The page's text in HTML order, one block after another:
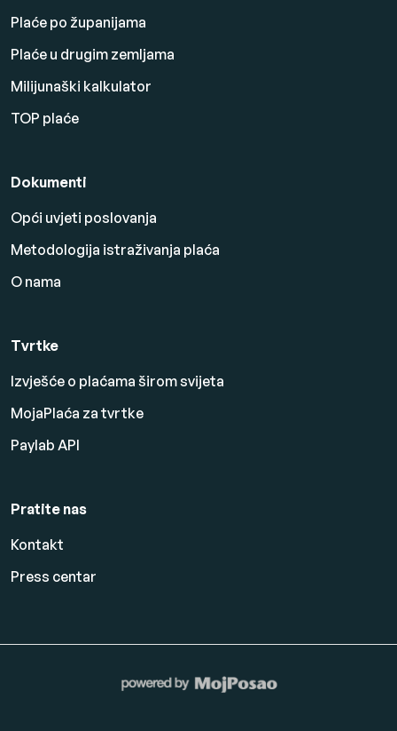
Plaće po županijama
Plaće u drugim zemljama
Milijunaški kalkulator
TOP plaće
Dokumenti
Opći uvjeti poslovanja
Metodologija istraživanja plaća
O nama
Tvrtke
Izvješće o plaćama širom svijeta
MojaPlaća za tvrtke
Paylab API
Pratite nas
Kontakt
Press centar